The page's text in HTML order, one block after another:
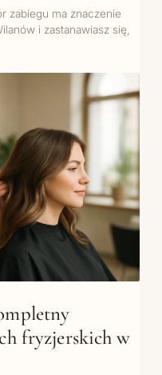
zabiegu ma znaczenie
i zastanawiasz się,
fryzjerskich w